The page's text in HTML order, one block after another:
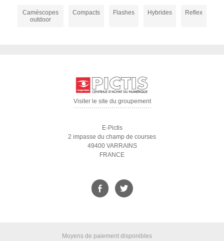
Caméscopes
outdoor
Compacts Flashes Hybrides Reflex
Visiter le site du groupement
E-Pictis
2 impasse du champ de courses
49400 VARRAINS
FRANCE
Moyens de paiement disponibles